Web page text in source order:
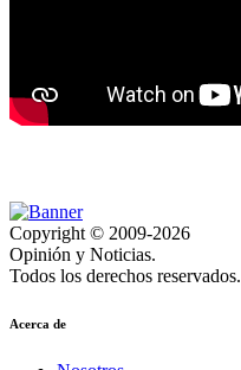
Copyright © 2009-2026
Opinión y Noticias.
Todos los derechos reservados.
Acerca de